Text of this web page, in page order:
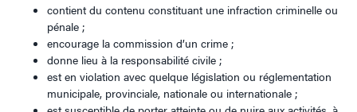
contient du contenu constituant une infraction criminelle ou
pénale ;
encourage la commission d’un crime ;
donne lieu à la responsabilité civile ;
est en violation avec quelque législation ou réglementation
municipale, provinciale, nationale ou internationale ;